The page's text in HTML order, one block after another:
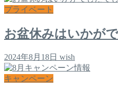
プライベート
お盆休みはいかが
2024年8月18日 wish
キャンペーン